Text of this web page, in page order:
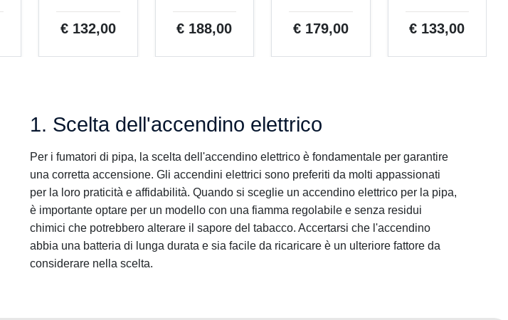
€ 132,00 € 188,00 € 179,00 € 133,00
1. Scelta dell'accendino elettrico
Per i fumatori di pipa, la scelta dell'accendino elettrico è fondamentale per garantire
una corretta accensione. Gli accendini elettrici sono preferiti da molti appassionati
per la loro praticità e affidabilità. Quando si sceglie un accendino elettrico per la pipa,
è importante optare per un modello con una fiamma regolabile e senza residui
chimici che potrebbero alterare il sapore del tabacco. Accertarsi che l'accendino
abbia una batteria di lunga durata e sia facile da ricaricare è un ulteriore fattore da
considerare nella scelta.